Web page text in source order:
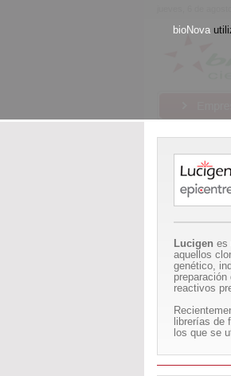
Lucigen es
aquellos
genético,
reactivos
librerías de
los que se
bioNova